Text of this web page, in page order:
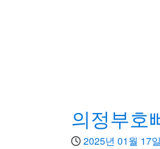
의정부호
2025년 01월 17일